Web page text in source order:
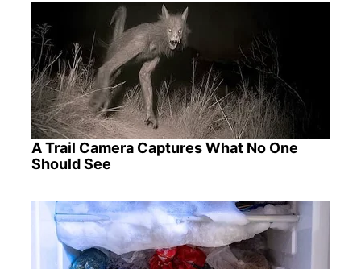
A Trail Camera Captures What No One
Should See